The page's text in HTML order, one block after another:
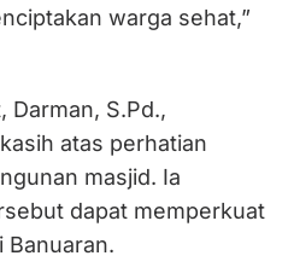
warga sehat,”
Darman, S.Pd.,
atas perhatian
masjid. Ia
dapat memperkuat
Banuaran.